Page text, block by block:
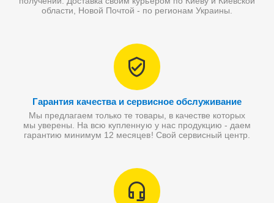
области, Новой Почтой - по регионам Украины.
Гарантия качества и сервисное обслуживание
Мы предлагаем только те товары, в качестве которых
мы уверены. На всю купленную у нас продукцию - даем
гарантию минимум 12 месяцев! Свой сервисный центр.